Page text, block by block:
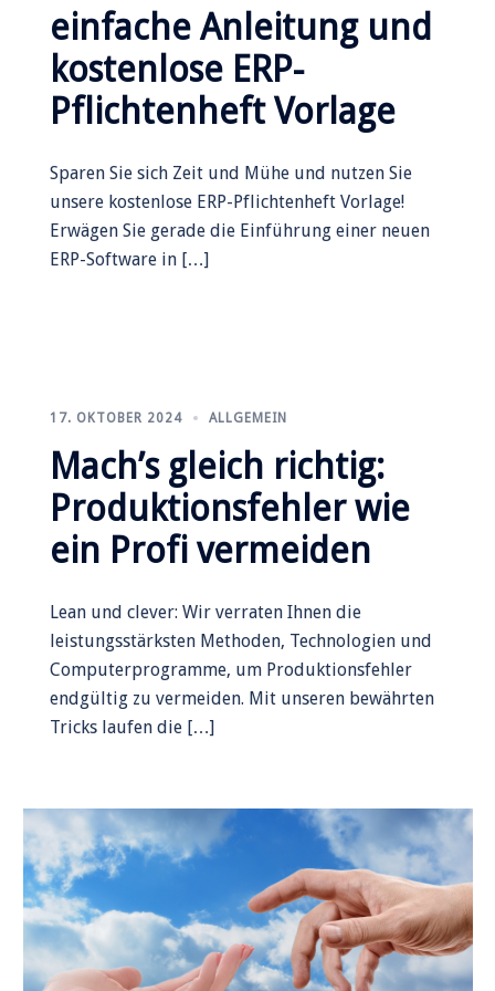
einfache Anleitung und
kostenlose ERP-
Pflichtenheft Vorlage
Sparen Sie sich Zeit und Mühe und nutzen Sie
unsere kostenlose ERP-Pflichtenheft Vorlage!
Erwägen Sie gerade die Einführung einer neuen
ERP-Software in […]
17. OKTOBER 2024 ALLGEMEIN
Mach’s gleich richtig:
Produktionsfehler wie
ein Profi vermeiden
Lean und clever: Wir verraten Ihnen die
leistungsstärksten Methoden, Technologien und
Computerprogramme, um Produktionsfehler
endgültig zu vermeiden. Mit unseren bewährten
Tricks laufen die […]